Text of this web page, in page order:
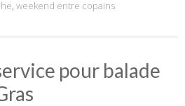
, weekend entre copains
pour balade